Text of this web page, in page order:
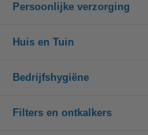
Persoonlijke verzorging
Huis en Tuin
Bedrijfshygiëne
Filters en ontkalkers